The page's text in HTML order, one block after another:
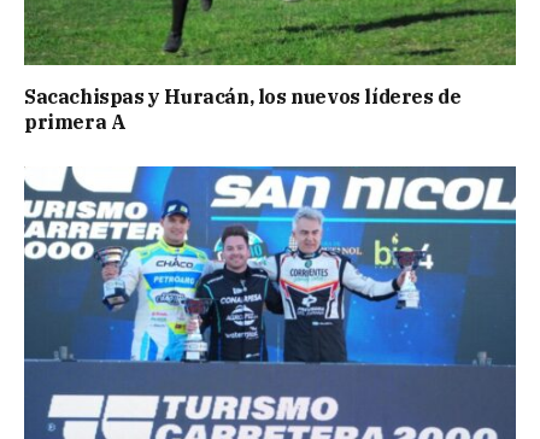
Sacachispas y Huracán, los nuevos líderes de
primera A